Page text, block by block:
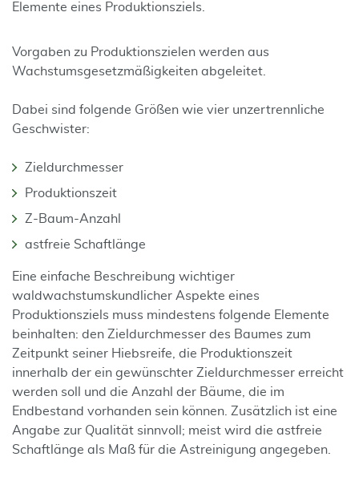
Elemente eines Produktionsziels.
Vorgaben zu Produktionszielen werden aus
Wachstumsgesetzmäßigkeiten abgeleitet.
Dabei sind folgende Größen wie vier unzertrennliche
Geschwister:
Zieldurchmesser
Produktionszeit
Z-Baum-Anzahl
astfreie Schaftlänge
Eine einfache Beschreibung wichtiger
waldwachstumskundlicher Aspekte eines
Produktionsziels muss mindestens folgende Elemente
beinhalten: den Zieldurchmesser des Baumes zum
Zeitpunkt seiner Hiebsreife, die Produktionszeit
innerhalb der ein gewünschter Zieldurchmesser erreicht
werden soll und die Anzahl der Bäume, die im
Endbestand vorhanden sein können. Zusätzlich ist eine
Angabe zur Qualität sinnvoll; meist wird die astfreie
Schaftlänge als Maß für die Astreinigung angegeben.